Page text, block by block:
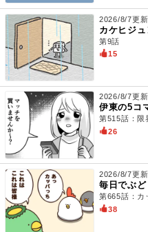
2026/8/7更新
カケヒジ
第9話
15
2026/8/7更新
伊東の5コ
第515話：限
26
2026/8/7更新
毎日でぶど
第665話：カ
38